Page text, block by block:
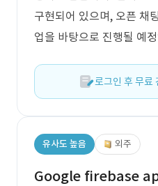
구현되어 있으며, 오픈 채
업을 바탕으로 진행될 예
로그인 후 무료
유사도 높음 외주
Google firebase